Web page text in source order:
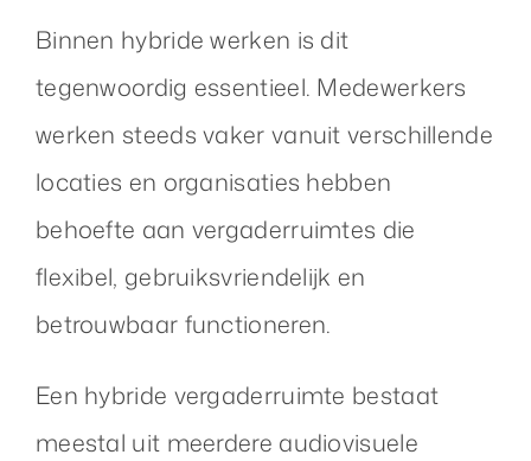
Binnen hybride werken is dit
tegenwoordig essentieel. Medewerkers
werken steeds vaker vanuit verschillende
locaties en organisaties hebben
behoefte aan vergaderruimtes die
flexibel, gebruiksvriendelijk en
betrouwbaar functioneren.
Een hybride vergaderruimte bestaat
meestal uit meerdere audiovisuele